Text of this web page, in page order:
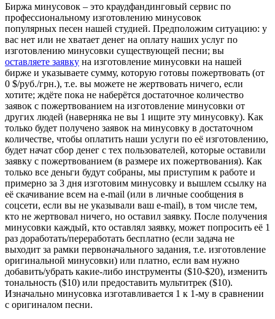
Биржа минусовок – это краудфандинговый сервис по
профессиональному изготовлению минусовок
популярных песен нашей студией. Предположим ситуацию: у
вас нет или не хватает денег на оплату наших услуг по
изготовлению минусовки существующей песни; вы
оставляете заявку на изготовление минусовки на нашей
бирже и указываете сумму, которую готовы пожертвовать (от
0 $/руб./грн.), т.е. вы можете не жертвовать ничего, если
хотите; ждёте пока не наберётся достаточное количество
заявок с пожертвованием на изготовление минусовки от
других людей (наверняка не вы 1 ищите эту минусовку). Как
только будет получено заявок на минусовку в достаточном
количестве, чтобы оплатить наши услуги по её изготовлению,
будет начат сбор денег с тех пользователей, которые оставили
заявку с пожертвованием (в размере их пожертвования). Как
только все деньги будут собраны, мы приступим к работе и
примерно за 3 дня изготовим минусовку и вышлем ссылку на
её скачивание всем на e-mail (или в личные сообщения в
соцсети, если вы не указывали ваш e-mail), в том числе тем,
кто не жертвовал ничего, но оставил заявку. После получения
минусовки каждый, кто оставлял заявку, может попросить её 1
раз доработать/переработать бесплатно (если задача не
выходит за рамки первоначального задания, т.е. изготовление
оригинальной минусовки) или платно, если вам нужно
добавить/убрать какие-либо инструменты ($10-$20), изменить
тональность ($10) или предоставить мультитрек ($10).
Изначально минусовка изготавливается 1 к 1-му в сравнении
с оригиналом песни.